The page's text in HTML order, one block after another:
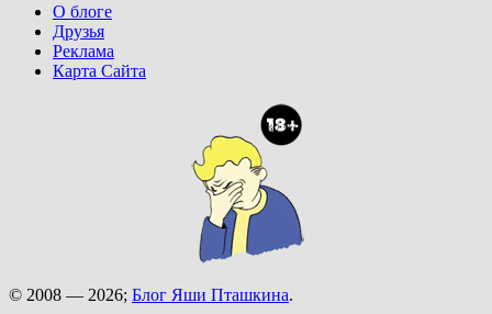
О блоге
Друзья
Реклама
Карта Сайта
© 2008 — 2026; Блог Яши Пташкина.